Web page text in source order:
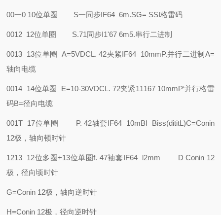
00一0 10位单圈 S一同步IF64 6m.SG= SSI格雷码
0012 12位单圈 S.71同步I1'67 6m5.串行二进制
0013 13位单圈 A=5VDCL. 42夹紧IF64 10mmP.并行二进制 A=
轴向电缆
0014 14位单圈 E=10-30VDCL. 72夹紧11167 10mmP‘并行格雷
码B=径向电缆
001T 17位单圈 P. 42轴套IF64 10mBI Biss(dititL)C=Conin
12极，轴向顿时针
1213 12位多圈+13位单圈f. 47袖套IF64 l2mm D Conin 12
极，径向顷时针
G=Conin 12极，轴向逆时针
H=Conin 12极，径向逆时针